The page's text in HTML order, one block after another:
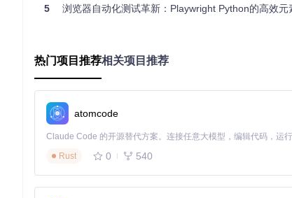
EvoSuite整合了多种先进技术：遗传算法用于优化测试用
以一个简单的排序算法测试为例，EvoSuite会自动生成包
验证逻辑，确保排序结果的正确性。
掌握EvoSuite的基本使用流程是发挥其价值的基础。以下
5 浏览器自动化测试革新：Playwright Python的高效元素定位与跨
热门项目推荐相关项目推荐
atomcode
Rust
0 540